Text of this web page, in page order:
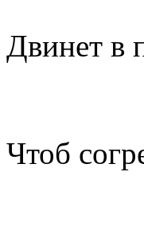
Двинет в
Чтоб